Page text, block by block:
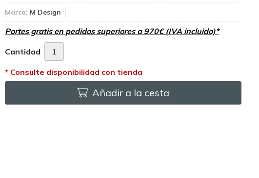
Marca: M Design
Portes gratis en pedidos superiores a 970€ (IVA incluido)*
Cantidad
Añadir a la cesta